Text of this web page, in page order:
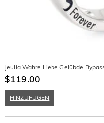
Jeulia Wahre Liebe Gelübde
$119.00
HINZUFÜGEN